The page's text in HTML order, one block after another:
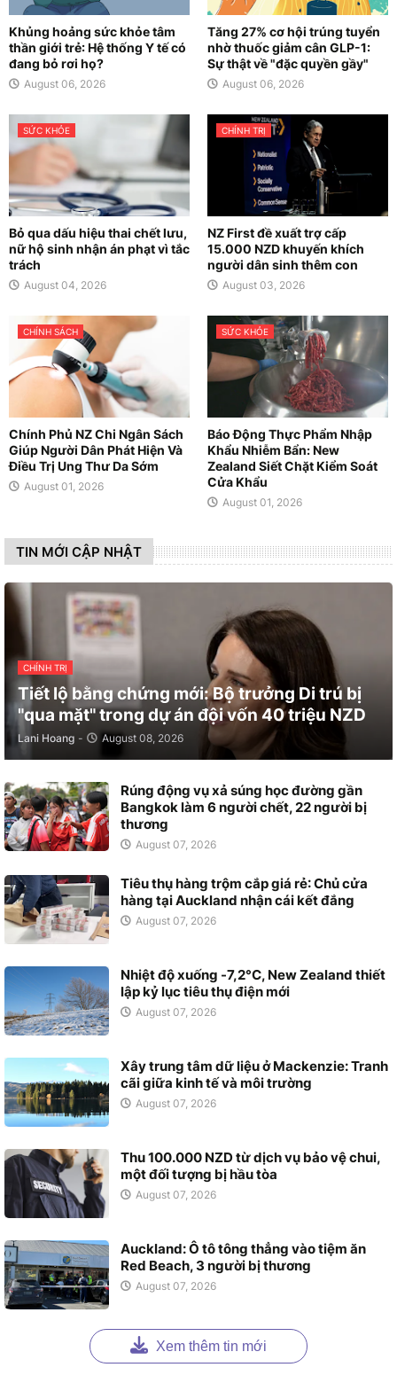
Khủng hoảng sức khỏe tâm
thần giới trẻ: Hệ thống Y tế có
đang bỏ rơi họ?
August 06, 2026
Tăng 27% cơ hội trúng tuyển
nhờ thuốc giảm cân GLP-1:
Sự thật về "đặc quyền gầy"
August 06, 2026
SỨC KHỎE
Bỏ qua dấu hiệu thai chết lưu,
nữ hộ sinh nhận án phạt vì tắc
trách
August 04, 2026
CHÍNH TRỊ
NZ First đề xuất trợ cấp
15.000 NZD khuyến khích
người dân sinh thêm con
August 03, 2026
CHÍNH SÁCH
Chính Phủ NZ Chi Ngân Sách
Giúp Người Dân Phát Hiện Và
Điều Trị Ung Thư Da Sớm
August 01, 2026
SỨC KHỎE
Báo Động Thực Phẩm Nhập
Khẩu Nhiễm Bẩn: New
Zealand Siết Chặt Kiểm Soát
Cửa Khẩu
August 01, 2026
TIN MỚI CẬP NHẬT
CHÍNH TRỊ
Tiết lộ bằng chứng mới: Bộ trưởng Di trú bị
"qua mặt" trong dự án đội vốn 40 triệu NZD
Lani Hoang - August 08, 2026
Rúng động vụ xả súng học đường gần
Bangkok làm 6 người chết, 22 người bị
thương
August 07, 2026
Tiêu thụ hàng trộm cắp giá rẻ: Chủ cửa
hàng tại Auckland nhận cái kết đắng
August 07, 2026
Nhiệt độ xuống -7,2°C, New Zealand thiết
lập kỷ lục tiêu thụ điện mới
August 07, 2026
Xây trung tâm dữ liệu ở Mackenzie: Tranh
cãi giữa kinh tế và môi trường
August 07, 2026
Thu 100.000 NZD từ dịch vụ bảo vệ chui,
một đối tượng bị hầu tòa
August 07, 2026
Auckland: Ô tô tông thẳng vào tiệm ăn
Red Beach, 3 người bị thương
August 07, 2026
Xem thêm tin mới